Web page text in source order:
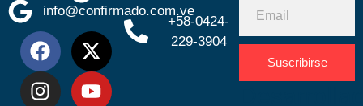
info@confirmado.com.ve
+58-0424-
229-3904
Suscribirse